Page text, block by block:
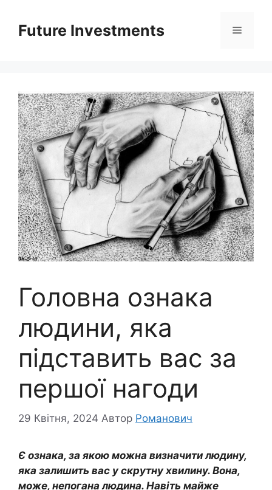
вмістуFuture Investments Меню
Головна ознака
людини, яка
підставить вас за
першої нагоди
29 Квітня, 2024 Автор Романович
Є ознака, за якою можна визначити людину,
яка залишить вас у скрутну хвилину. Вона,
може, непогана людина. Навіть майже